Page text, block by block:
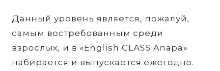
Данный уровень является, пожалуй,
самым востребованным среди
взрослых, и в «English CLASS Anapa»
набирается и выпускается ежегодно.